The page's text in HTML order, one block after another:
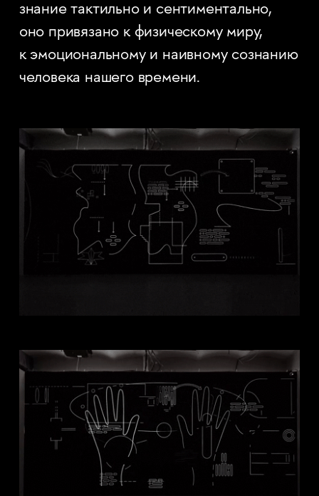
знание тактильно и сентиментально,
оно привязано к физическому миру,
к эмоциональному и наивному сознанию
человека нашего времени.